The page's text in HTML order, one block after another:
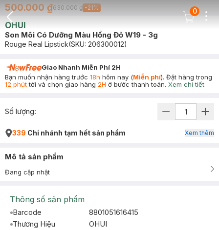
Back Icon
Cart Icon
0
500.000 ₫630.000 ₫ -21%
OHUI
Son Môi Có Dưỡng Màu Hồng Đỏ W19 - 3g
Rouge Real Lipstick(SKU: 206300012)
Giao Nhanh Miễn Phí 2H
Bạn muốn nhận hàng trước 18h hôm nay (Miễn phí). Đặt hàng trong
12 phúttới và chọn giao hàng 2H ở bước thanh toán. Xem chi tiết
Số lượng:
339 Chi nhánh tạm hết sản phẩm Xem thêm
Mô tả sản phẩm
Đang cập nhật
Thông số sản phẩm
Barcode
8801051616415
Thương Hiệu
OHUI